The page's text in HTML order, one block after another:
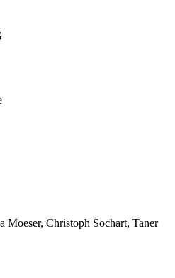
Moeser, Christoph Sochart, Taner